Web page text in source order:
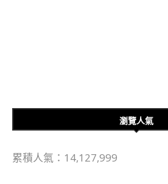
瀏覽人氣
累積人氣：14,127,999